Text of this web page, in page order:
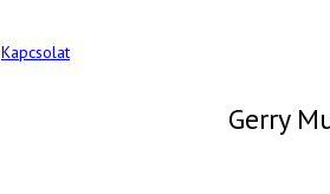
Kapcsolat
Gerry